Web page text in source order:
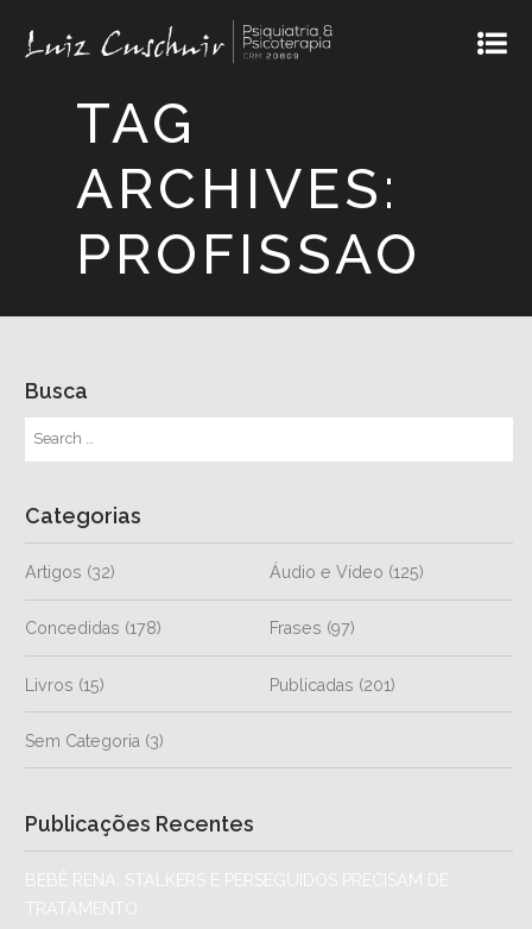
TAG
ARCHIVES:
PROFISSAO
Busca
Categorias
Artigos (32) Áudio e Vídeo (125)
Concedidas (178) Frases (97)
Livros (15) Publicadas (201)
Sem Categoria (3)
Publicações Recentes
BEBÊ RENA: STALKERS E PERSEGUIDOS PRECISAM DE
TRATAMENTO